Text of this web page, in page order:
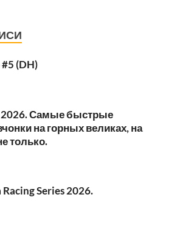
(DH)
2026. Самые быстрые
на горных великах, на
только.
Series 2026.